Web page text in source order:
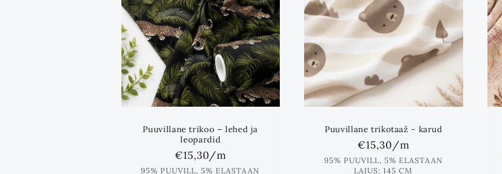
Puuvillane trikoo – lehed ja
leopardid
Standards
hind
€15,30/m
95% PUUVILL, 5% ELASTAAN
Puuvillane trikotaaž - karud
Standards
hind
€15,30/m
95% PUUVILL, 5% ELASTAAN
LAIUS: 145 CM